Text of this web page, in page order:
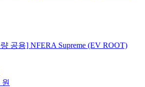
공용] NFERA Supreme (EV ROOT)
원